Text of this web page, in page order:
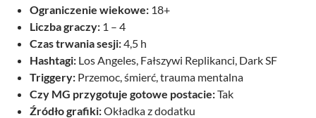
Ograniczenie wiekowe: 18+
Liczba graczy: 1 – 4
Czas trwania sesji:4,5 h
Hashtagi: Los Angeles, Fałszywi Replikanci, Dark SF
Triggery: Przemoc, śmierć, trauma mentalna
Czy MG przygotuje gotowe postacie:Tak
Źródło grafiki:Okładka z dodatku